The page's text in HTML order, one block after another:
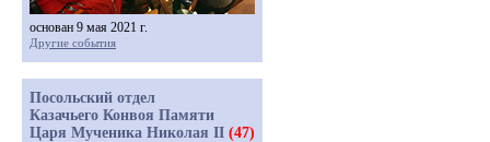
основан 9 мая 2021 г.
Другие события
Посольский отдел
Казачьего Конвоя Памяти
Царя Мученика Николая II (47)